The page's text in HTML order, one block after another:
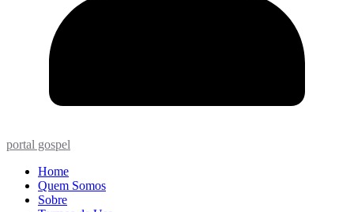
portal gospel
Home
Quem Somos
Sobre